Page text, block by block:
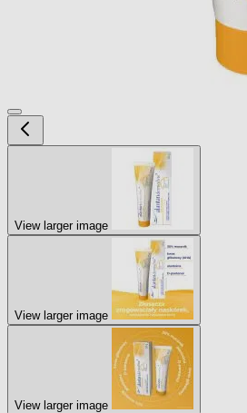
View larger image
View larger image
View larger image